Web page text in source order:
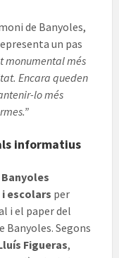
de Banyoles,
un pas
monumental més
Encara queden
lo més
informatius
Banyoles
escolars per
i el paper del
Segons
Figueras,